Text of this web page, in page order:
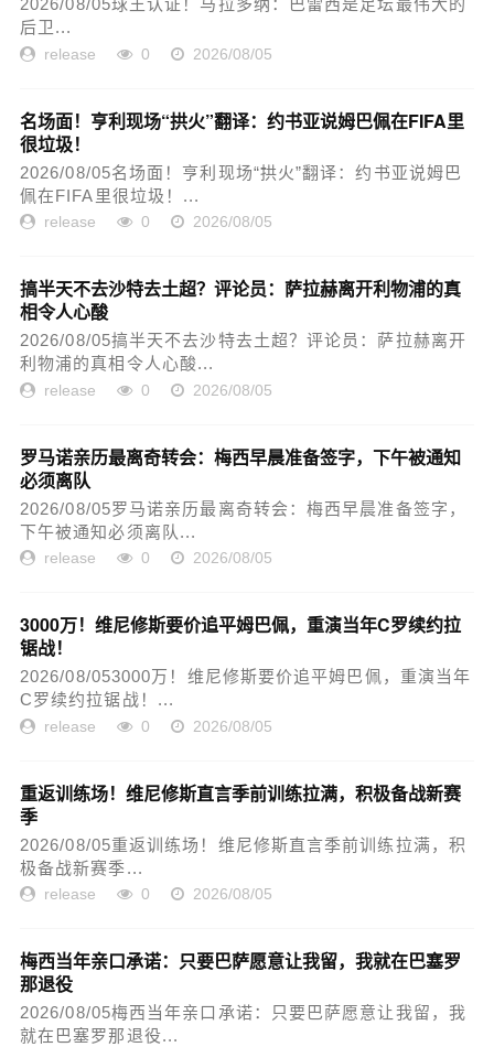
2026/08/05球王认证！马拉多纳：巴雷西是足坛最伟大的
后卫...
release 0 2026/08/05
名场面！亨利现场“拱火”翻译：约书亚说姆巴佩在FIFA里
很垃圾！
2026/08/05名场面！亨利现场“拱火”翻译：约书亚说姆巴
佩在FIFA里很垃圾！...
release 0 2026/08/05
搞半天不去沙特去土超？评论员：萨拉赫离开利物浦的真
相令人心酸
2026/08/05搞半天不去沙特去土超？评论员：萨拉赫离开
利物浦的真相令人心酸...
release 0 2026/08/05
罗马诺亲历最离奇转会：梅西早晨准备签字，下午被通知
必须离队
2026/08/05罗马诺亲历最离奇转会：梅西早晨准备签字，
下午被通知必须离队...
release 0 2026/08/05
3000万！维尼修斯要价追平姆巴佩，重演当年C罗续约拉
锯战！
2026/08/053000万！维尼修斯要价追平姆巴佩，重演当年
C罗续约拉锯战！...
release 0 2026/08/05
重返训练场！维尼修斯直言季前训练拉满，积极备战新赛
季
2026/08/05重返训练场！维尼修斯直言季前训练拉满，积
极备战新赛季...
release 0 2026/08/05
梅西当年亲口承诺：只要巴萨愿意让我留，我就在巴塞罗
那退役
2026/08/05梅西当年亲口承诺：只要巴萨愿意让我留，我
就在巴塞罗那退役...